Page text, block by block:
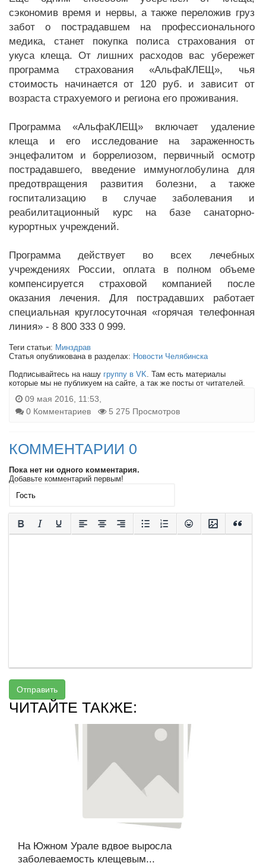
сэкономив время и нервы, а также переложив груз
забот о пострадавшем на профессионального
медика, станет покупка полиса страхования от
укуса клеща. От лишних расходов вас убережет
программа страхования «АльфаКЛЕЩ», чья
стоимость начинается от 120 руб. и зависит от
возраста страхуемого и региона его проживания.
Программа «АльфаКЛЕЩ» включает удаление
клеща и его исследование на зараженность
энцефалитом и боррелиозом, первичный осмотр
пострадавшего, введение иммуноглобулина для
предотвращения развития болезни, а также
госпитализацию в случае заболевания и
реабилитационный курс на базе санаторно-
курортных учреждений.
Программа действует во всех лечебных
учреждениях России, оплата в полном объеме
компенсируется страховой компанией после
оказания лечения. Для пострадавших работает
специальная круглосуточная «горячая телефонная
линия» - 8 800 333 0 999.
Теги статьи: Минздрав
Статья опубликована в разделах: Новости Челябинска
Подписывайтесь на нашу группу в VK. Там есть материалы
которые мы не публикуем на сайте, а так же посты от читателей.
09 мая 2016, 11:53,
0 Комментариев
5 275 Просмотров
КОММЕНТАРИИ 0
Пока нет ни одного комментария.
Добавьте комментарий первым!
Отправить
ЧИТАЙТЕ ТАКЖЕ:
На Южном Урале вдвое выросла
заболеваемость клещевым...